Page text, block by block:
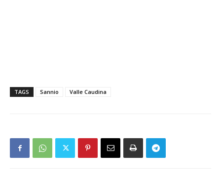
TAGS Sannio Valle Caudina